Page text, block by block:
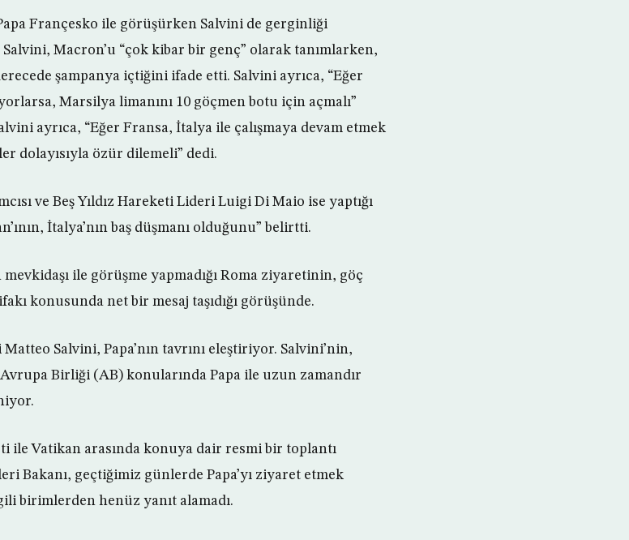
Françesko ile görüşürken Salvini de gerginliği
Macron’u “çok kibar bir genç” olarak tanımlarken,
şampanya içtiğini ifade etti. Salvini ayrıca, “Eğer
Marsilya limanını 10 göçmen botu için açmalı”
ayrıca, “Eğer Fransa, İtalya ile çalışmaya devam etmek
dolayısıyla özür dilemeli” dedi.
ve Beş Yıldız Hareketi Lideri Luigi Di Maio ise yaptığı
İtalya’nın baş düşmanı olduğunu” belirtti.
ile görüşme yapmadığı Roma ziyaretinin, göç
konusunda net bir mesaj taşıdığı görüşünde.
Salvini, Papa’nın tavrını eleştiriyor. Salvini’nin,
Avrupa Birliği (AB) konularında Papa ile uzun zamandır
Vatikan arasında konuya dair resmi bir toplantı
Bakanı, geçtiğimiz günlerde Papa’yı ziyaret etmek
birimlerden henüz yanıt alamadı.